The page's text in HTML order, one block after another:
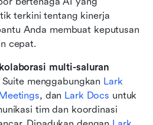
terkini tentang kinerja
Anda membuat keputusan
cepat.
multi-saluran
Suite menggabungkan Lark
, dan Lark Docs untuk
tim dan koordinasi